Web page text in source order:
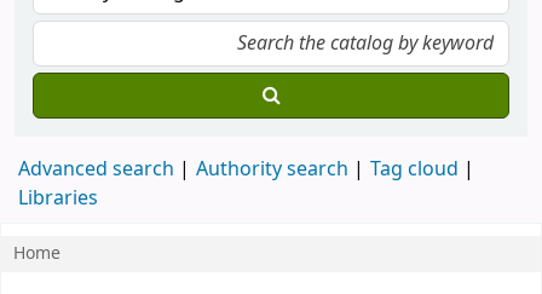
Advanced search Authority search
Tag cloud
Libraries
Home